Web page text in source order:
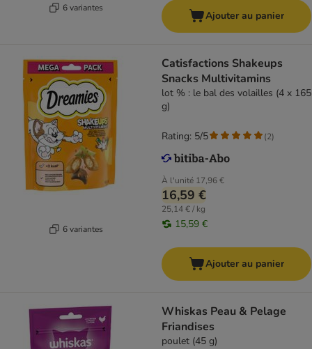
6 variantes
Ajouter au panier
6 variantes
Catisfactions Shakeups
Snacks Multivitamins
lot % : le bal des volailles (4 x 165
g)
À l'unité 17,96 €
16,59 €
25,14 € / kg
15,59 €
Rating: 5/5 (2)
Ajouter au panier
Whiskas Peau & Pelage
Friandises
poulet (45 g)